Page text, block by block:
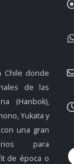
Chile donde
de las
(Hanbok),
Yukata y
una gran
para
de época o